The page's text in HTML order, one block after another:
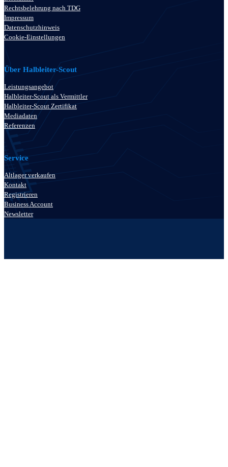
Rechtsbelehrung nach TDG
Impressum
Datenschutzhinweis
Cookie-Einstellungen
Über Halbleiter-Scout
Leistungsangebot
Halbleiter-Scout als Vermittler
Halbleiter-Scout Zertifikat
Mediadaten
Referenzen
Service
Altlager verkaufen
Kontakt
Registrieren
Business Account
Newsletter